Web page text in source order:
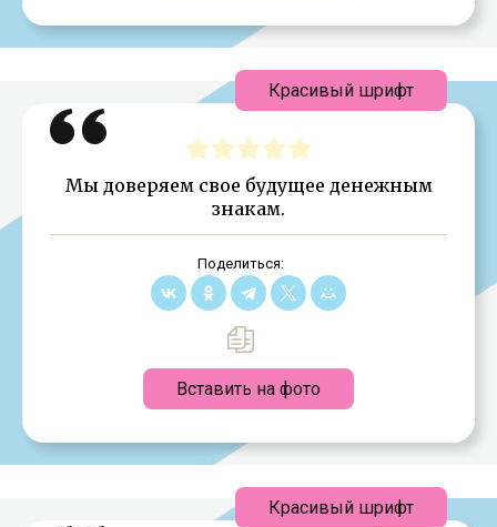
Мы доверяем свое будущее денежным
знакам.
Поделиться:
Вставить на фото
Красивый шрифт
Красивый шрифт